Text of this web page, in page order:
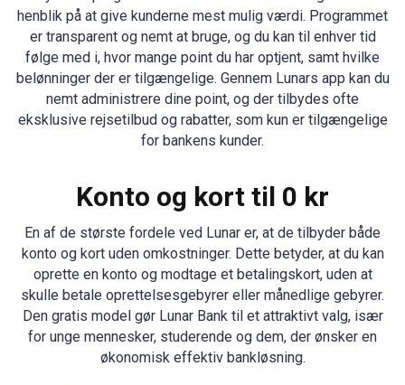
henblik på at give kunderne mest mulig værdi. Programmet
er transparent og nemt at bruge, og du kan til enhver tid
følge med i, hvor mange point du har optjent, samt hvilke
belønninger der er tilgængelige. Gennem Lunars app kan du
nemt administrere dine point, og der tilbydes ofte
eksklusive rejsetilbud og rabatter, som kun er tilgængelige
for bankens kunder.
Konto og kort til 0 kr
En af de største fordele ved Lunar er, at de tilbyder både
konto og kort uden omkostninger. Dette betyder, at du kan
oprette en konto og modtage et betalingskort, uden at
skulle betale oprettelsesgebyrer eller månedlige gebyrer.
Den gratis model gør Lunar Bank til et attraktivt valg, især
for unge mennesker, studerende og dem, der ønsker en
økonomisk effektiv bankløsning.